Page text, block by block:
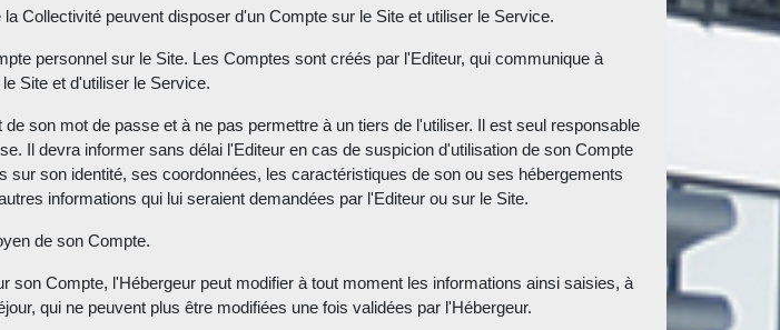
Collectivité peuvent disposer d'un Compte sur le Site et utiliser le Service.
personnel sur le Site. Les Comptes sont créés par l'Editeur, qui communique à
Site et d'utiliser le Service.
son mot de passe et à ne pas permettre à un tiers de l'utiliser. Il est seul responsable
Il devra informer sans délai l'Editeur en cas de suspicion d'utilisation de son Compte
son identité, ses coordonnées, les caractéristiques de son ou ses hébergements
informations qui lui seraient demandées par l'Editeur ou sur le Site.
de son Compte.
Compte, l'Hébergeur peut modifier à tout moment les informations ainsi saisies, à
qui ne peuvent plus être modifiées une fois validées par l'Hébergeur.